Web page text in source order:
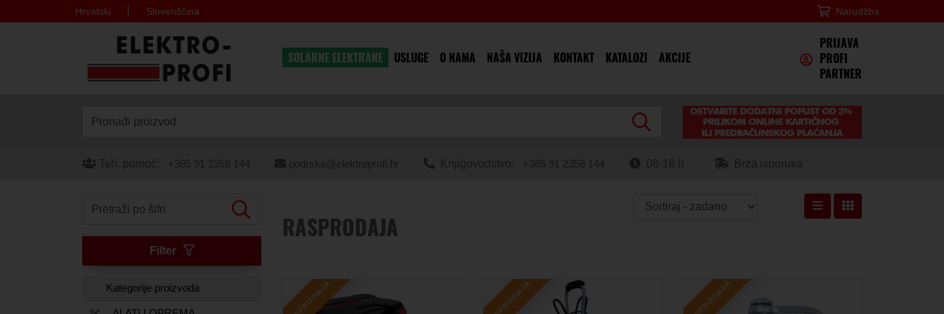
×
Hrvatski Slovenščina Narudžba
SOLARNE ELEKTRANE USLUGE O NAMA NAŠA VIZIJA KONTAKT KATALOZI AKCIJE
PRIJAVA
PROFI
PARTNER
Pronađi proizvod
Teh. pomoć: +385 91 2358 144 podrska@elektroprofi.hr Knjigovodstvo: +385 91 2358 144 08-16 h Brza isporuka
Pretraži po šifri
Filter
Kategorije proizvoda
RASPRODAJA
RASPRODAJA RASPRODAJA RASPRODAJA